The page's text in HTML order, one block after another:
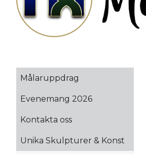
Målaruppdrag
Evenemang 2026
Kontakta oss
Unika Skulpturer & Konst